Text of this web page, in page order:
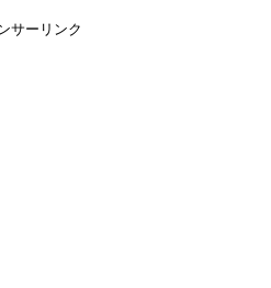
サーリンク